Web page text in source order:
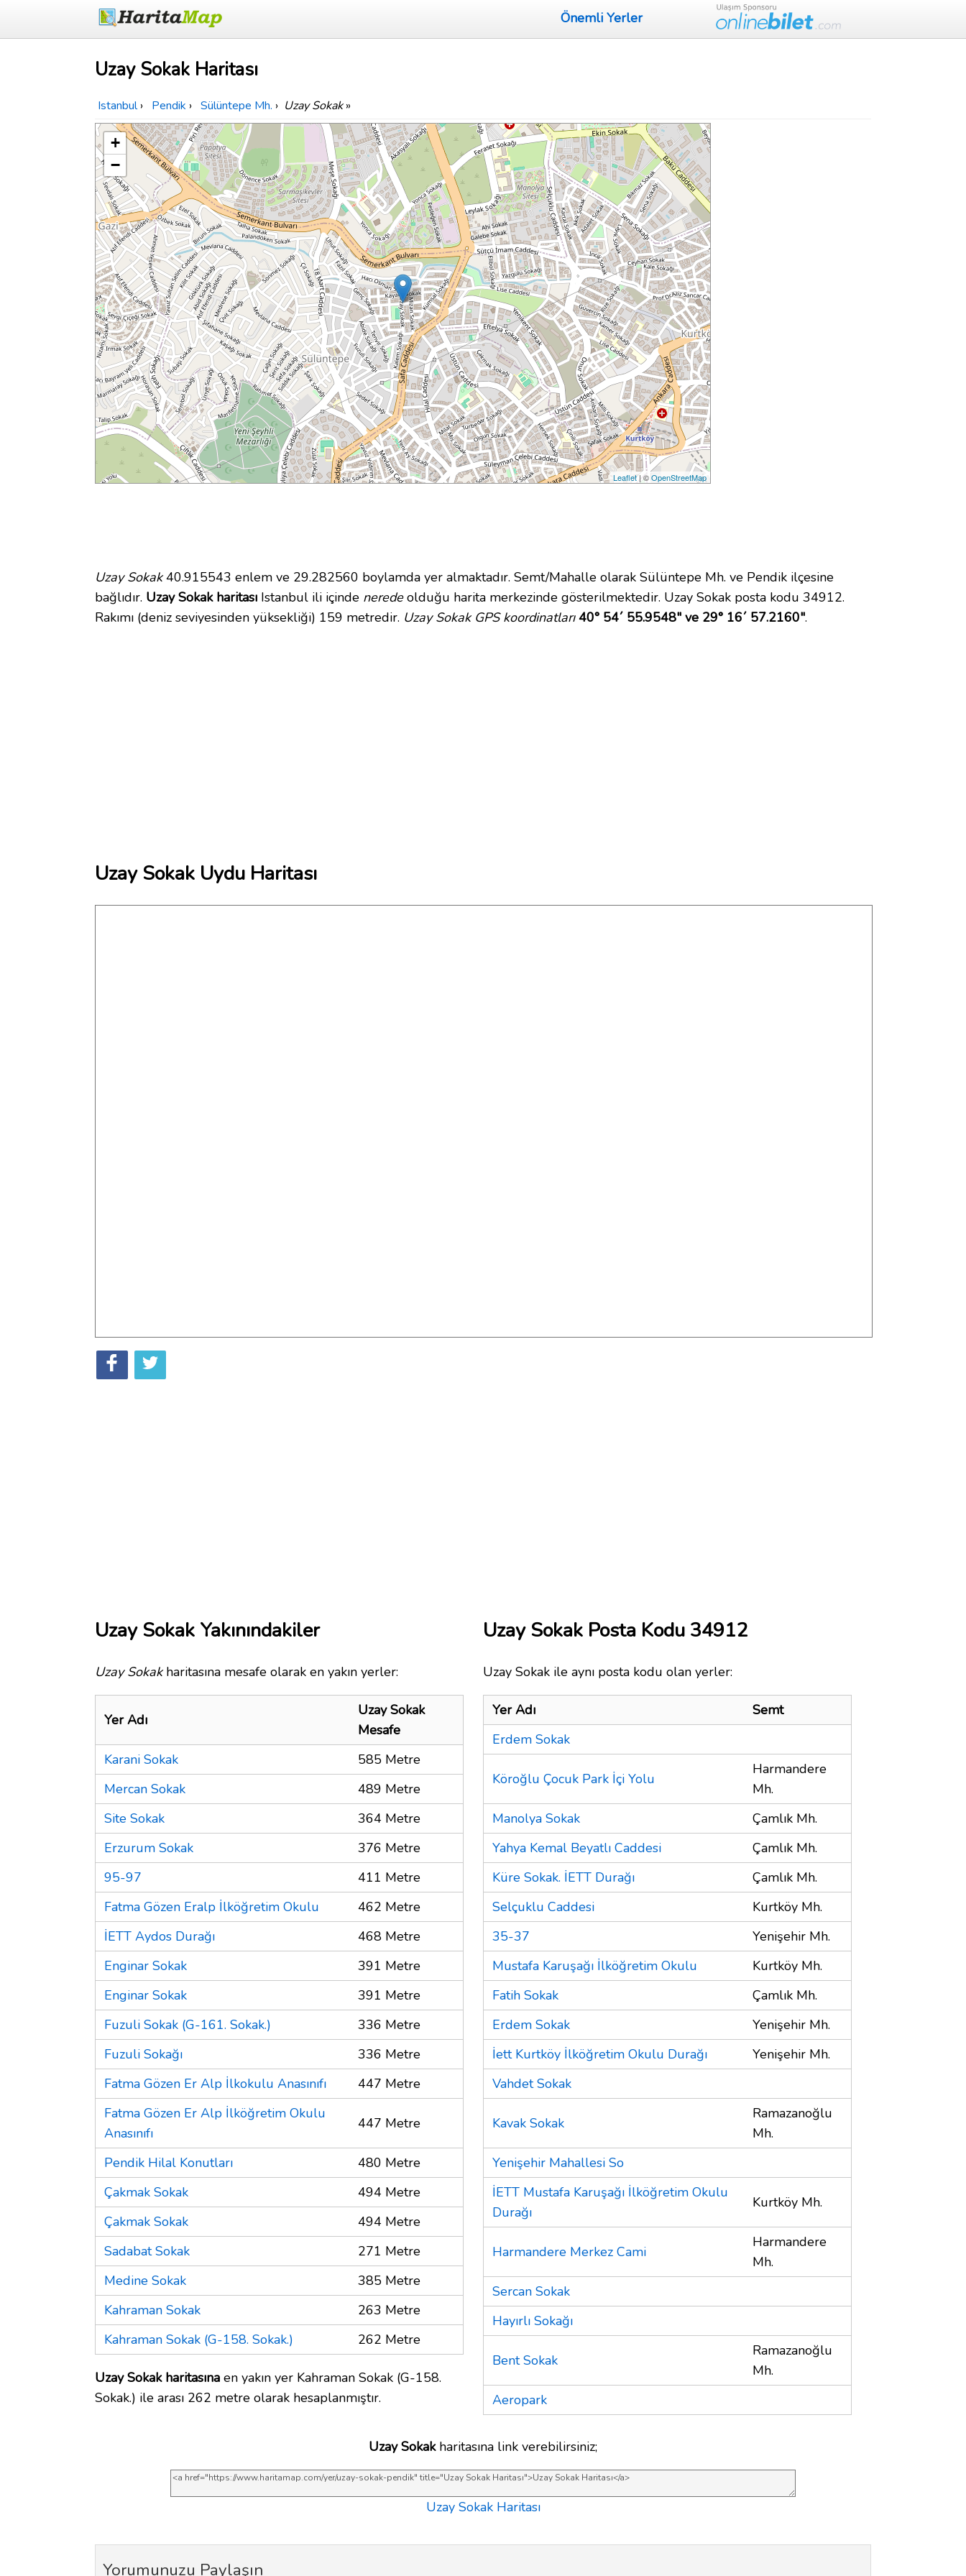
Önemli Yerler
Uzay Sokak Haritası
Istanbul › Pendik › Sülüntepe Mh. › Uzay Sokak»
+
−
Leaflet| ©OpenStreetMap
Uzay Sokak40.915543 enlem ve 29.282560 boylamda yer almaktadır. Semt/Mahalle olarak Sülüntepe Mh. ve Pendik ilçesine
bağlıdır. Uzay Sokak haritası Istanbul ili içinde neredeolduğu harita merkezinde gösterilmektedir. Uzay Sokak posta kodu 34912.
Rakımı (deniz seviyesinden yüksekliği) 159 metredir. Uzay Sokak GPS koordinatları 40° 54´ 55.9548" ve 29° 16´ 57.2160".
Uzay Sokak Uydu Haritası
Uzay Sokak Yakınındakiler
Uzay Sokakharitasına mesafe olarak en yakın yerler:
Yer Adı
Uzay Sokak
Mesafe
Karani Sokak
585 Metre
Mercan Sokak
489 Metre
Site Sokak
364 Metre
Erzurum Sokak
376 Metre
95-97
411 Metre
Fatma Gözen Eralp İlköğretim Okulu
462 Metre
İETT Aydos Durağı
468 Metre
Enginar Sokak
391 Metre
Enginar Sokak
391 Metre
Fuzuli Sokak (G-161. Sokak.)
336 Metre
Fuzuli Sokağı
336 Metre
Fatma Gözen Er Alp İlkokulu Anasınıfı
447 Metre
Fatma Gözen Er Alp İlköğretim Okulu
Anasınıfı
447 Metre
Pendik Hilal Konutları
480 Metre
Çakmak Sokak
494 Metre
Çakmak Sokak
494 Metre
Sadabat Sokak
271 Metre
Medine Sokak
385 Metre
Kahraman Sokak
263 Metre
Kahraman Sokak (G-158. Sokak.)
262 Metre
Uzay Sokak haritasına en yakın yer Kahraman Sokak (G-158.
Sokak.) ile arası 262 metre olarak hesaplanmıştır.
Uzay Sokak Posta Kodu 34912
Uzay Sokak ile aynı posta kodu olan yerler:
Yer Adı
Semt
Erdem Sokak
Köroğlu Çocuk Park İçi Yolu
Harmandere
Mh.
Manolya Sokak
Çamlık Mh.
Yahya Kemal Beyatlı Caddesi
Çamlık Mh.
Küre Sokak. İETT Durağı
Çamlık Mh.
Selçuklu Caddesi
Kurtköy Mh.
35-37
Yenişehir Mh.
Mustafa Karuşağı İlköğretim Okulu
Kurtköy Mh.
Fatih Sokak
Çamlık Mh.
Erdem Sokak
Yenişehir Mh.
İett Kurtköy İlköğretim Okulu Durağı
Yenişehir Mh.
Vahdet Sokak
Kavak Sokak
Ramazanoğlu
Mh.
Yenişehir Mahallesi So
İETT Mustafa Karuşağı İlköğretim Okulu
Durağı
Kurtköy Mh.
Harmandere Merkez Cami
Harmandere
Mh.
Sercan Sokak
Hayırlı Sokağı
Bent Sokak
Ramazanoğlu
Mh.
Aeropark
Uzay Sokakharitasına link verebilirsiniz;
Uzay Sokak Haritası
Yorumunuzu Paylaşın